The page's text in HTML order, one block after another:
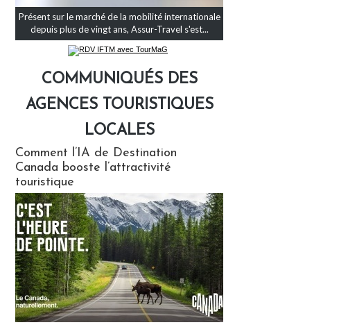
Présent sur le marché de la mobilité internationale
depuis plus de vingt ans, Assur-Travel s'est...
COMMUNIQUÉS DES
AGENCES TOURISTIQUES
LOCALES
Comment l’IA de Destination
Canada booste l’attractivité
touristique